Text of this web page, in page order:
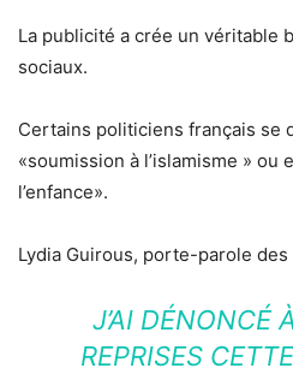
La publicité a crée un véritable
sociaux.
Certains politiciens français se
«soumission à l’islamisme » ou
l’enfance».
Lydia Guirous, porte-parole
J’AI DÉNONCÉ
REPRISES